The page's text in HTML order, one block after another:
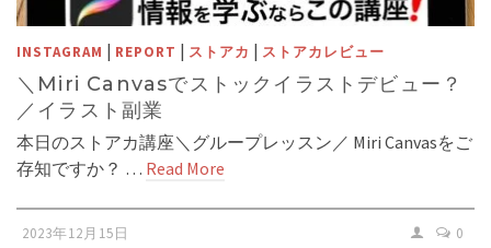
INSTAGRAM | REPORT | ストアカ | ストアカレビュー
＼Miri Canvasでストックイラストデビュー？
／イラスト副業
本日のストアカ講座＼グループレッスン／ Miri Canvasをご
存知ですか？ … Read More
2023年12月15日 0